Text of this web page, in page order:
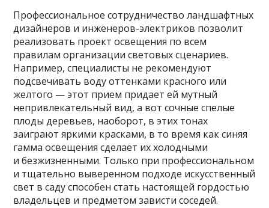
Профессиональное сотрудничество ландшафтных
дизайнеров и инженеров-электриков позволит
реализовать проект освещения по всем
правилам организации световых сценариев.
Например, специалисты не рекомендуют
подсвечивать воду оттенками красного или
желтого — этот прием придает ей мутный
непривлекательный вид, а вот сочные спелые
плоды деревьев, наоборот, в этих тонах
заиграют яркими красками, в то время как синяя
гамма освещения сделает их холодными
и безжизненными. Только при профессиональном
и тщательно выверенном подходе искусственный
свет в саду способен стать настоящей гордостью
владельцев и предметом зависти соседей.